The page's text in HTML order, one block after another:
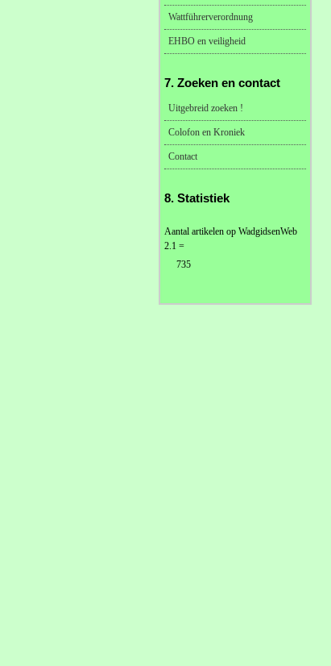
Wattführerverordnung
EHBO en veiligheid
7. Zoeken en contact
Uitgebreid zoeken !
Colofon en Kroniek
Contact
8. Statistiek
Aantal artikelen op WadgidsenWeb
2.1 =
735